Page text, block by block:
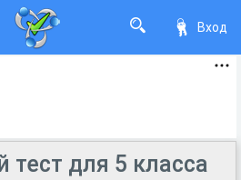
Вход
тест для 5 класса